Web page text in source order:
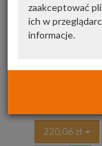
zaakceptować
ich w
informacje.
195/
220,06 zł